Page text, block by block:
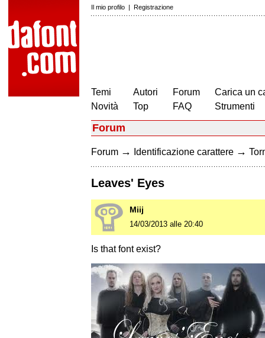
Il mio profilo | Registrazione
Temi
Novità
Autori
Top
Forum
FAQ
Carica un
Strumenti
Forum
Forum → Identificazione carattere →
Leaves' Eyes
Miij
14/03/2013 alle 20:40
Is that font exist?